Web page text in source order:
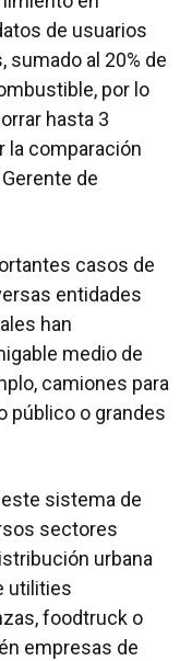
de usuarios
sumado al 20% de
por lo
hasta 3
la comparación
de
casos de
entidades
han
medio de
camiones para
público o grandes
sistema de
sectores
urbana
utilities
foodtruck o
empresas de